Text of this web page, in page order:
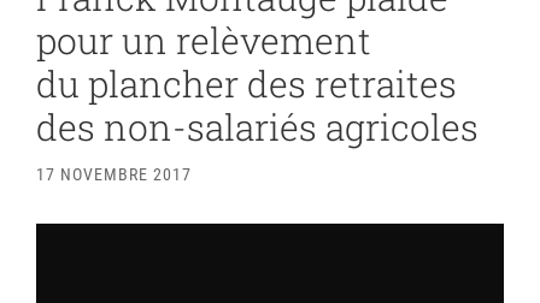
pour un relèvement
du plancher des retraites
des non-salariés agricoles
17 NOVEMBRE 2017